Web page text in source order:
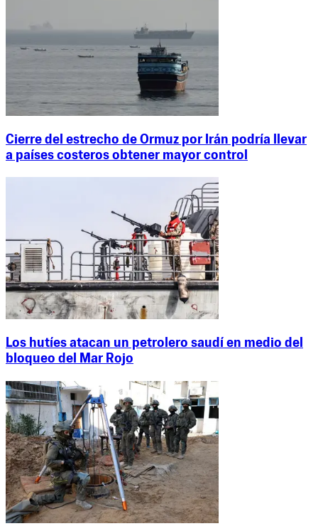
Cierre del estrecho de Ormuz por Irán podría llevar
a países costeros obtener mayor control
Los hutíes atacan un petrolero saudí en medio del
bloqueo del Mar Rojo